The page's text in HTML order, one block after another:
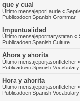
que y cual
Último mensajeporLaurie «
Publicadoen Spanish Grammar
Impuntualidad
Último mensajepormarystatan «
Publicadoen Spanish Culture
Ahora y ahorita
Último mensajeporjasonfletcher «
Publicadoen Spanish Vocabulary
Hora y ahorita
Último mensajeporjasonfletcher «
Publicadoen Spanish Vocabulary